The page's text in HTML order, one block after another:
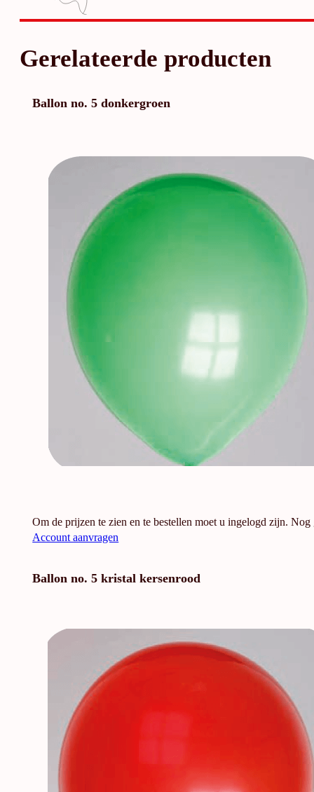
Gerelateerde producten
Ballon no. 5 donkergroen
Om de prijzen te zien en te bestellen moet u ingelogd zijn. Nog
Account aanvragen
Ballon no. 5 kristal kersenrood